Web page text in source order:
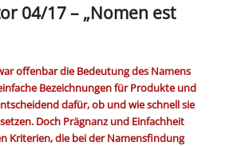
04/17 – „Nomen est
offenbar die Bedeutung des Namens
Bezeichnungen für Produkte und
dafür, ob und wie schnell sie
Doch Prägnanz und Einfachheit
Kriterien, die bei der Namensfindung